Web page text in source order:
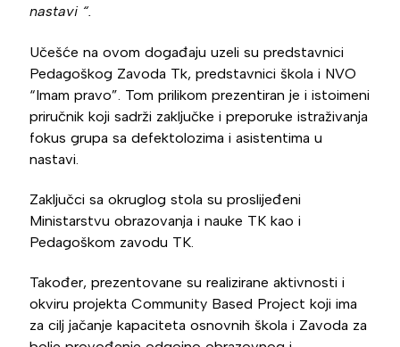
nastavi “.
Učešće na ovom događaju uzeli su predstavnici
Pedagoškog Zavoda Tk, predstavnici škola i NVO
“Imam pravo”. Tom prilikom prezentiran je i istoimeni
priručnik koji sadrži zaključke i preporuke istraživanja
fokus grupa sa defektolozima i asistentima u
nastavi.
Zaključci sa okruglog stola su proslijeđeni
Ministarstvu obrazovanja i nauke TK kao i
Pedagoškom zavodu TK.
Također, prezentovane su realizirane aktivnosti i
okviru projekta Community Based Project koji ima
za cilj jačanje kapaciteta osnovnih škola i Zavoda za